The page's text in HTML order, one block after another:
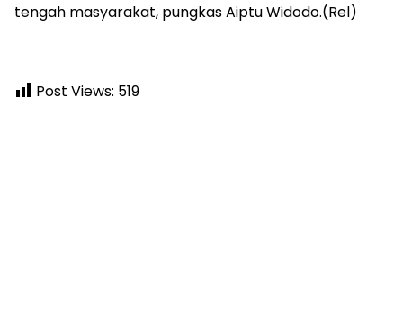
tengah masyarakat, pungkas Aiptu Widodo.(Rel)
Post Views: 519